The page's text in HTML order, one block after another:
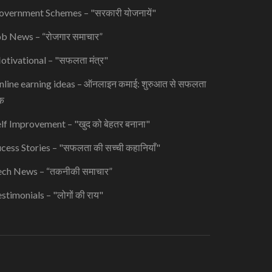
Schemes – "सरकारी योजनायें"
News – “रोजगार समाचार”
– "सफलता मंत्र"
earning ideas – ऑनलाइन कमाई: शुरुआत से सफलता
Improvement – "खुद को बेहतर बनाना"
Stories – "सफलता की सच्ची कहानियाँ"
News – “तकनीकी समाचार”
– "लोगों की राय"